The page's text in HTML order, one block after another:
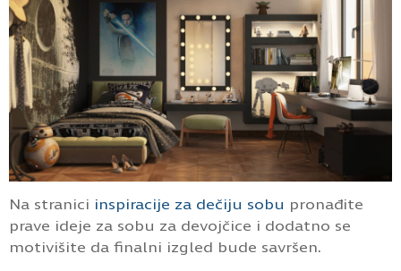
Na stranici inspiracije za dečiju sobu pronađite
prave ideje za sobu za devojčice i dodatno se
motivišite da finalni izgled bude savršen.